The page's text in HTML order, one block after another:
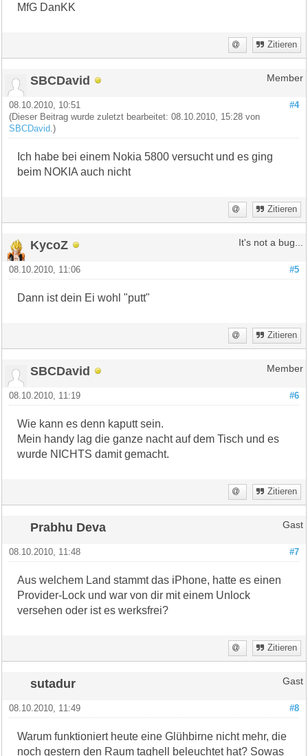
MfG DanKK
Zitieren
SBCDavid Member
#4
08.10.2010, 10:51
(Dieser Beitrag wurde zuletzt bearbeitet: 08.10.2010, 15:28 von
SBCDavid .)
Ich habe bei einem Nokia 5800 versucht und es ging
beim NOKIA auch nicht
Zitieren
KycoZ It's not a bug...
#5
08.10.2010, 11:06
Dann ist dein Ei wohl "putt"
Zitieren
SBCDavid Member
#6
08.10.2010, 11:19
Wie kann es denn kaputt sein.
Mein handy lag die ganze nacht auf dem Tisch und es
wurde NICHTS damit gemacht.
Zitieren
Prabhu Deva Gast
#7
08.10.2010, 11:48
Aus welchem Land stammt das iPhone, hatte es einen
Provider-Lock und war von dir mit einem Unlock
versehen oder ist es werksfrei?
Zitieren
sutadur Gast
#8
08.10.2010, 11:49
Warum funktioniert heute eine Glühbirne nicht mehr, die
noch gestern den Raum taghell beleuchtet hat? Sowas